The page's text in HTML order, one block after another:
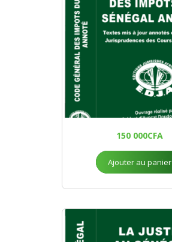
150 000CFA
Ajouter au panier